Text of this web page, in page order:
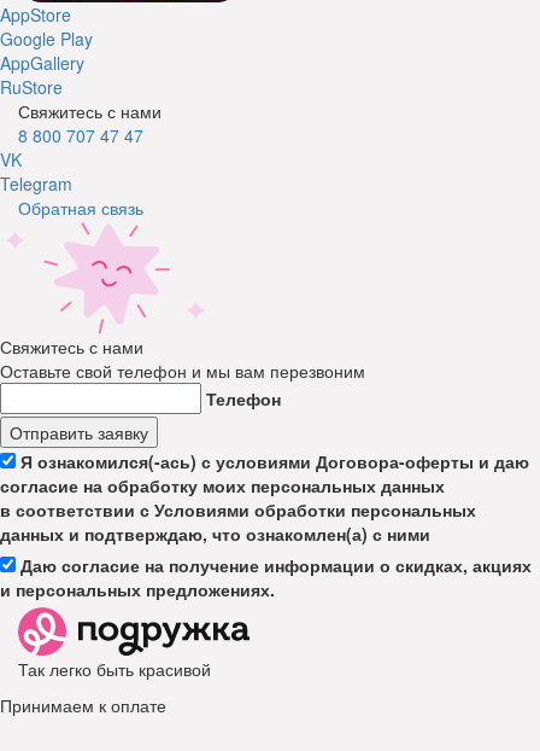
AppStore
Google Play
AppGallery
RuStore
Свяжитесь с нами
8 800 707 47 47
VK
Telegram
Обратная связь
Свяжитесь с нами
Оставьте свой телефон и мы вам перезвоним
Телефон
Отправить заявку
Я ознакомился(-ась) с условиями Договора-оферты и даю
согласие на обработку моих персональных данных
в соответствии с Условиями обработки персональных
данных и подтверждаю, что ознакомлен(а) с ними
Даю согласие на получение информации о скидках, акциях
и персональных предложениях.
Так легко быть красивой
Принимаем к оплате